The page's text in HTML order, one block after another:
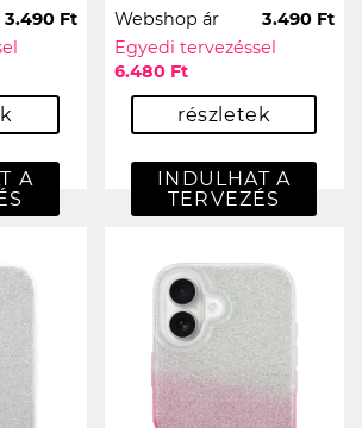
3.490 Ft
A
Webshop ár
3.490 Ft
Egyedi tervezéssel
6.480 Ft
részletek
INDULHAT A
TERVEZÉS